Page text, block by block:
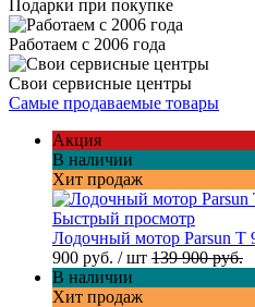
Подарки при покупке
Работаем с 2006 года
Свои сервисные центры
Самые продаваемые товары
Акция
В наличии
Хит продаж
Быстрый просмотр
Лодочный мотор Parsun T
900 руб. / шт 139 900 руб.
В наличии
Хит продаж